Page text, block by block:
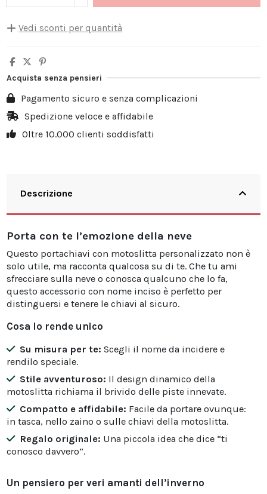
Vedi sconti per quantità
Quantità Sconto unità
Salva
10
13,98 €
20
25%
30
30%
Acquista senza pensieri
Pagamento sicuro e senza complicazioni
Spedizione veloce e affidabile
Oltre 10.000 clienti soddisfatti
Descrizione
Porta con te l’emozione della neve
Questo portachiavi con motoslitta personalizzato non è
solo utile, ma racconta qualcosa su di te. Che tu ami
sfrecciare sulla neve o conosca qualcuno che lo fa,
questo accessorio con nome inciso è perfetto per
distinguersi e tenere le chiavi al sicuro.
Cosa lo rende unico
Su misura per te: Scegli il nome da incidere e
rendilo speciale.
Stile avventuroso: Il design dinamico della
motoslitta richiama il brivido delle piste innevate.
Compatto e affidabile: Facile da portare ovunque:
in tasca, nello zaino o sulle chiavi della motoslitta.
Regalo originale: Una piccola idea che dice “ti
conosco davvero”.
Un pensiero per veri amanti dell’inverno